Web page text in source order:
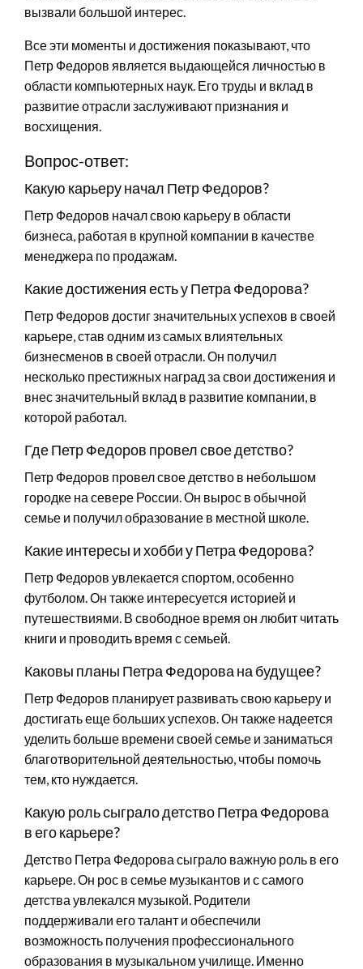
вызвали большой интерес.
Все эти моменты и достижения показывают, что
Петр Федоров является выдающейся личностью в
области компьютерных наук. Его труды и вклад в
развитие отрасли заслуживают признания и
восхищения.
Вопрос-ответ:
Какую карьеру начал Петр Федоров?
Петр Федоров начал свою карьеру в области
бизнеса, работая в крупной компании в качестве
менеджера по продажам.
Какие достижения есть у Петра Федорова?
Петр Федоров достиг значительных успехов в своей
карьере, став одним из самых влиятельных
бизнесменов в своей отрасли. Он получил
несколько престижных наград за свои достижения и
внес значительный вклад в развитие компании, в
которой работал.
Где Петр Федоров провел свое детство?
Петр Федоров провел свое детство в небольшом
городке на севере России. Он вырос в обычной
семье и получил образование в местной школе.
Какие интересы и хобби у Петра Федорова?
Петр Федоров увлекается спортом, особенно
футболом. Он также интересуется историей и
путешествиями. В свободное время он любит читать
книги и проводить время с семьей.
Каковы планы Петра Федорова на будущее?
Петр Федоров планирует развивать свою карьеру и
достигать еще больших успехов. Он также надеется
уделить больше времени своей семье и заниматься
благотворительной деятельностью, чтобы помочь
тем, кто нуждается.
Какую роль сыграло детство Петра Федорова
в его карьере?
Детство Петра Федорова сыграло важную роль в его
карьере. Он рос в семье музыкантов и с самого
детства увлекался музыкой. Родители
поддерживали его талант и обеспечили
возможность получения профессионального
образования в музыкальном училище. Именно